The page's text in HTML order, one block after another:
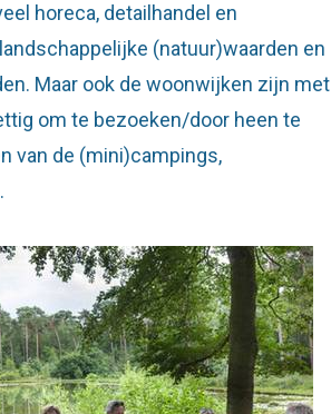
horeca, detailhandel en
(natuur)waarden en
Maar ook de woonwijken zijn met
om te bezoeken/door heen te
van de (mini)campings,